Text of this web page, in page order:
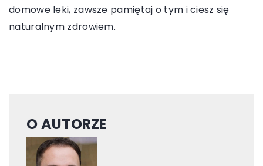
domowe leki, zawsze pamiętaj o tym i ciesz się
naturalnym zdrowiem.
O AUTORZE